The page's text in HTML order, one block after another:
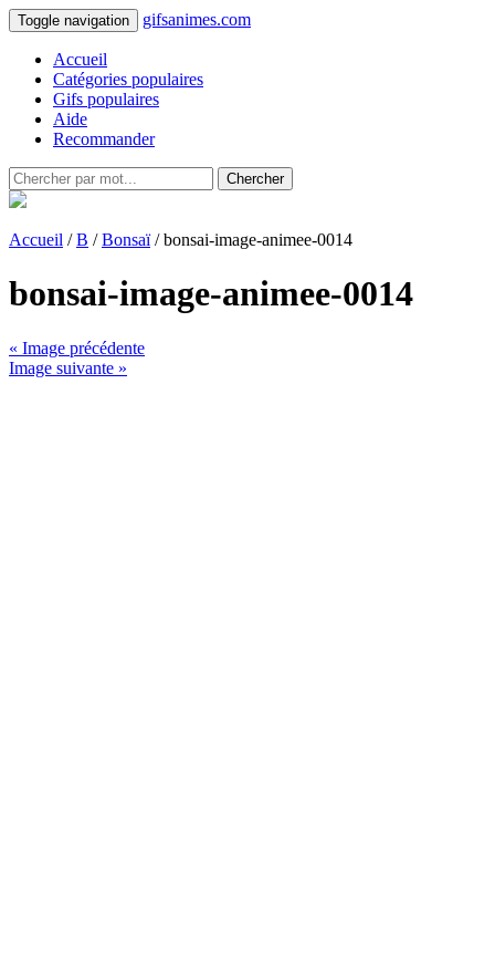
Toggle navigation gifsanimes.com
Accueil
Catégories populaires
Gifs populaires
Aide
Recommander
Chercher
Accueil /B /Bonsaï/ bonsai-image-animee-0014
bonsai-image-animee-0014
« Image précédente
Image suivante »